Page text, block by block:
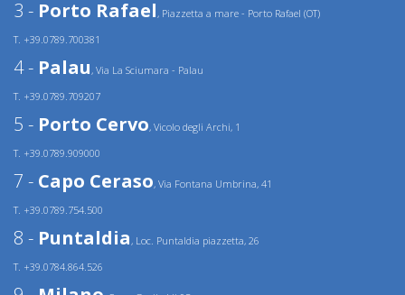
3 - Porto Rafael, Piazzetta a mare - Porto Rafael (OT)
T. +39.0789.700381
4 - Palau, Via La Sciumara - Palau
T. +39.0789.709207
5 - Porto Cervo, Vicolo degli Archi, 1
T. +39.0789.909000
7 - Capo Ceraso, Via Fontana Umbrina, 41
T. +39.0789.754.500
8 - Puntaldia, Loc. Puntaldia piazzetta, 26
T. +39.0784.864.526